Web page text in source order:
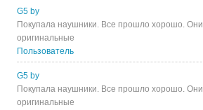
G5 by
Покупала наушники. Все прошло хорошо.
оригинальные
Пользователь
G5 by
Покупала наушники. Все прошло хорошо.
оригинальные